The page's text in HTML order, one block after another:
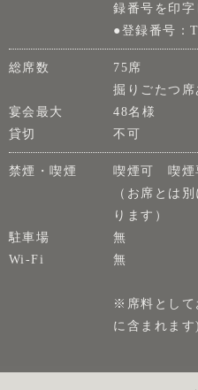
録番号を印
●登録番号：
総席数
75席
掘りごたつ席
宴会最大
48名様
貸切
不可
禁煙・喫煙
喫煙可 喫煙
（お席とは
ります）
駐車場
無
Wi-Fi
無
※席料として
に含まれます)